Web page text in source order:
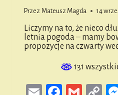
Przez Mateusz Magda 14
Liczymy na to, że nieco
letnia pogoda – mamy
propozycje na czwarty
131
Email Gmail